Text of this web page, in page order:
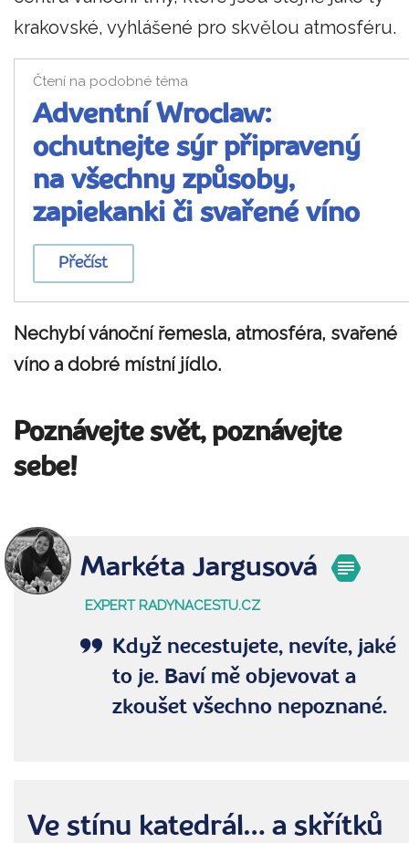
krakovské, vyhlášené pro skvělou atmosféru.
Čtení na podobné téma
Adventní Wroclaw:
ochutnejte sýr připravený
na všechny způsoby,
zapiekanki či svařené víno
Přečíst
Nechybí vánoční řemesla, atmosféra, svařené
víno a dobré místní jídlo.
Poznávejte svět, poznávejte
sebe!
Markéta Jargusová
EXPERT RADYNACESTU.CZ
Když necestujete, nevíte, jaké
to je. Baví mě objevovat a
zkoušet všechno nepoznané.
Ve stínu katedrál… a skřítků